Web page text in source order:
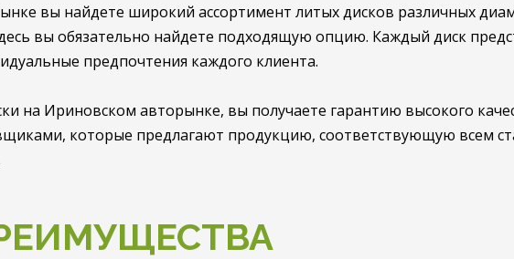
вы найдете широкий ассортимент литых дисков различных
вы обязательно найдете подходящую опцию. Каждый диск
предпочтения каждого клиента.
на Ириновском авторынке, вы получаете гарантию высокого
которые предлагают продукцию, соответствующую всем